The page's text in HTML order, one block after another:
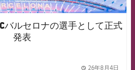
バルセロナの選手として正式
発表
26年8月4日